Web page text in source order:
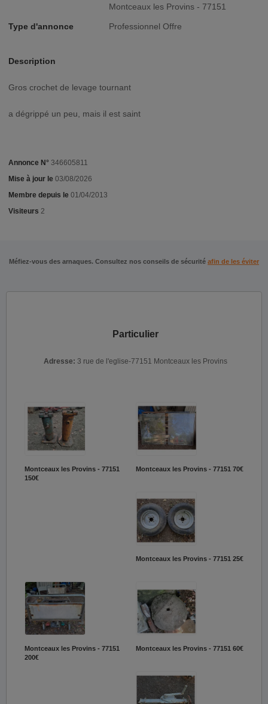
Montceaux les Provins - 77151
Type d'annonce Professionnel Offre
Description
Gros crochet de levage tournant
a dégrippé un peu, mais il est saint
Annonce N° 346605811
Mise à jour le 03/08/2026
Membre depuis le 01/04/2013
Visiteurs 2
Méfiez-vous des arnaques. Consultez nos conseils de sécurité afin de les éviter
Particulier
Adresse: 3 rue de l'eglise-77151 Montceaux les Provins
Montceaux les Provins - 77151
150€
Montceaux les Provins - 77151 70€
Montceaux les Provins - 77151 25€
Montceaux les Provins - 77151
200€
Montceaux les Provins - 77151 60€